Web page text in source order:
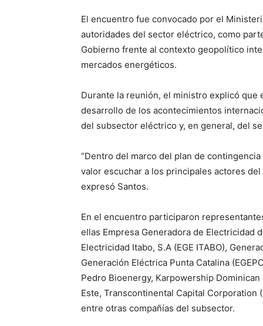
El encuentro fue convocado por el
autoridades del sector eléctrico, como
Gobierno frente al contexto geopolítico
mercados energéticos.
Durante la reunión, el ministro explicó que
desarrollo de los acontecimientos
del subsector eléctrico y, en general, del
“Dentro del marco del plan de
valor escuchar a los principales actores
expresó Santos.
En el encuentro participaron
ellas Empresa Generadora de Electricidad
Electricidad Itabo, S.A (EGE ITABO),
Generación Eléctrica Punta Catalina
Pedro Bioenergy, Karpowership
Este, Transcontinental Capital Corporation
entre otras compañías del subsector.